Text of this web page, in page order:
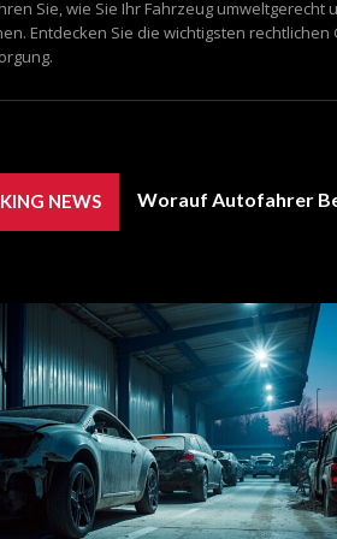
Sie, wie Sie Ihr Fahrzeug umweltgerecht
Entdecken Sie die wichtigsten
NEWS Worauf Autofahrer